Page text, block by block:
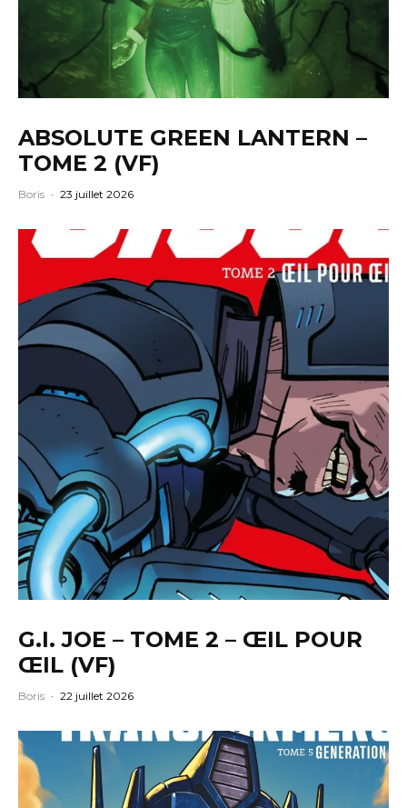
ABSOLUTE GREEN LANTERN –
TOME 2 (VF)
Boris · 23 juillet 2026
G.I. JOE – TOME 2 – ŒIL POUR
ŒIL (VF)
Boris · 22 juillet 2026